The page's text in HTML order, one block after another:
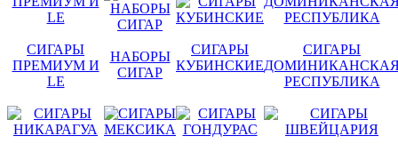
СИГАРЫ
ПРЕМИУМ И
LE
НАБОРЫ
СИГАР
СИГАРЫ
КУБИНСКИЕ
СИГАРЫ
РЕСПУБЛИКА